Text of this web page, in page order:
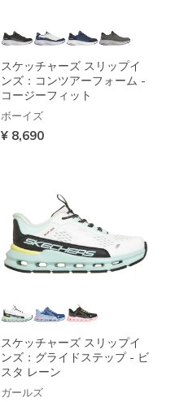
スケッチャーズ スリップイ
ンズ：コンツアーフォーム -
コージーフィット
ボーイズ
¥ 8,690
スケッチャーズ スリップイ
ンズ：グライドステップ - ビ
スタ レーン
ガールズ